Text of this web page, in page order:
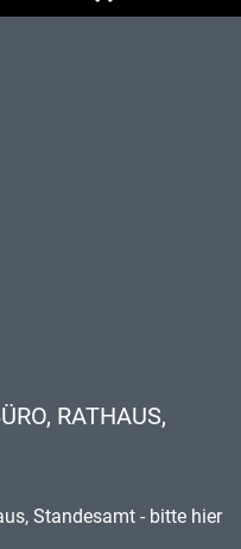
RATHAUS,
Standesamt - bitte hier